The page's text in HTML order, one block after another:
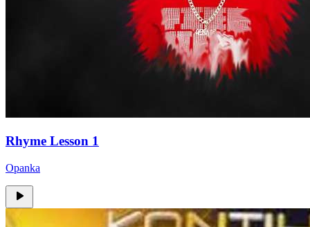
Rhyme Lesson 1
Opanka